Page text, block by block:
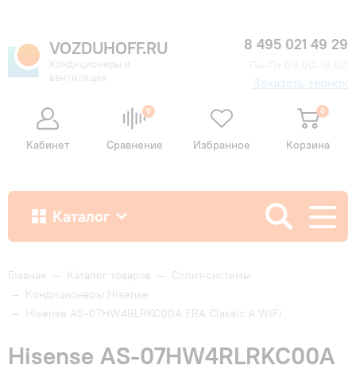
VOZDUHOFF.RU
Кондиционеры и
вентиляция
8 495 021 49 29
Заказать звонок
Кабинет
0
Сравнение Избранное
0
Корзина
Каталог
Как купить
Доставка и оплата
Главная — Каталог товаров — Сплит-системы
— Кондиционеры Hisense
— Hisense AS-07HW4RLRKC00A ERA Classic A WiFi
Hisense AS-07HW4RLRKC00A